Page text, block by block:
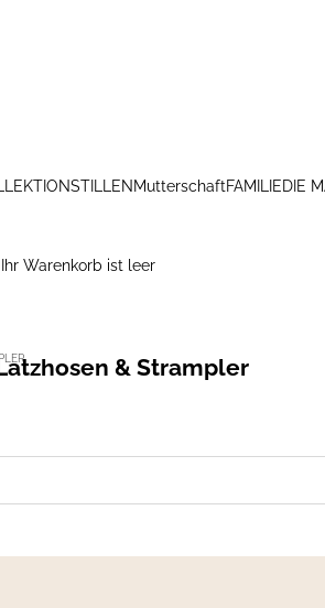
STILLEN MutterschaftFAMILIEDIE
Ihr Warenkorb ist leer
& Strampler